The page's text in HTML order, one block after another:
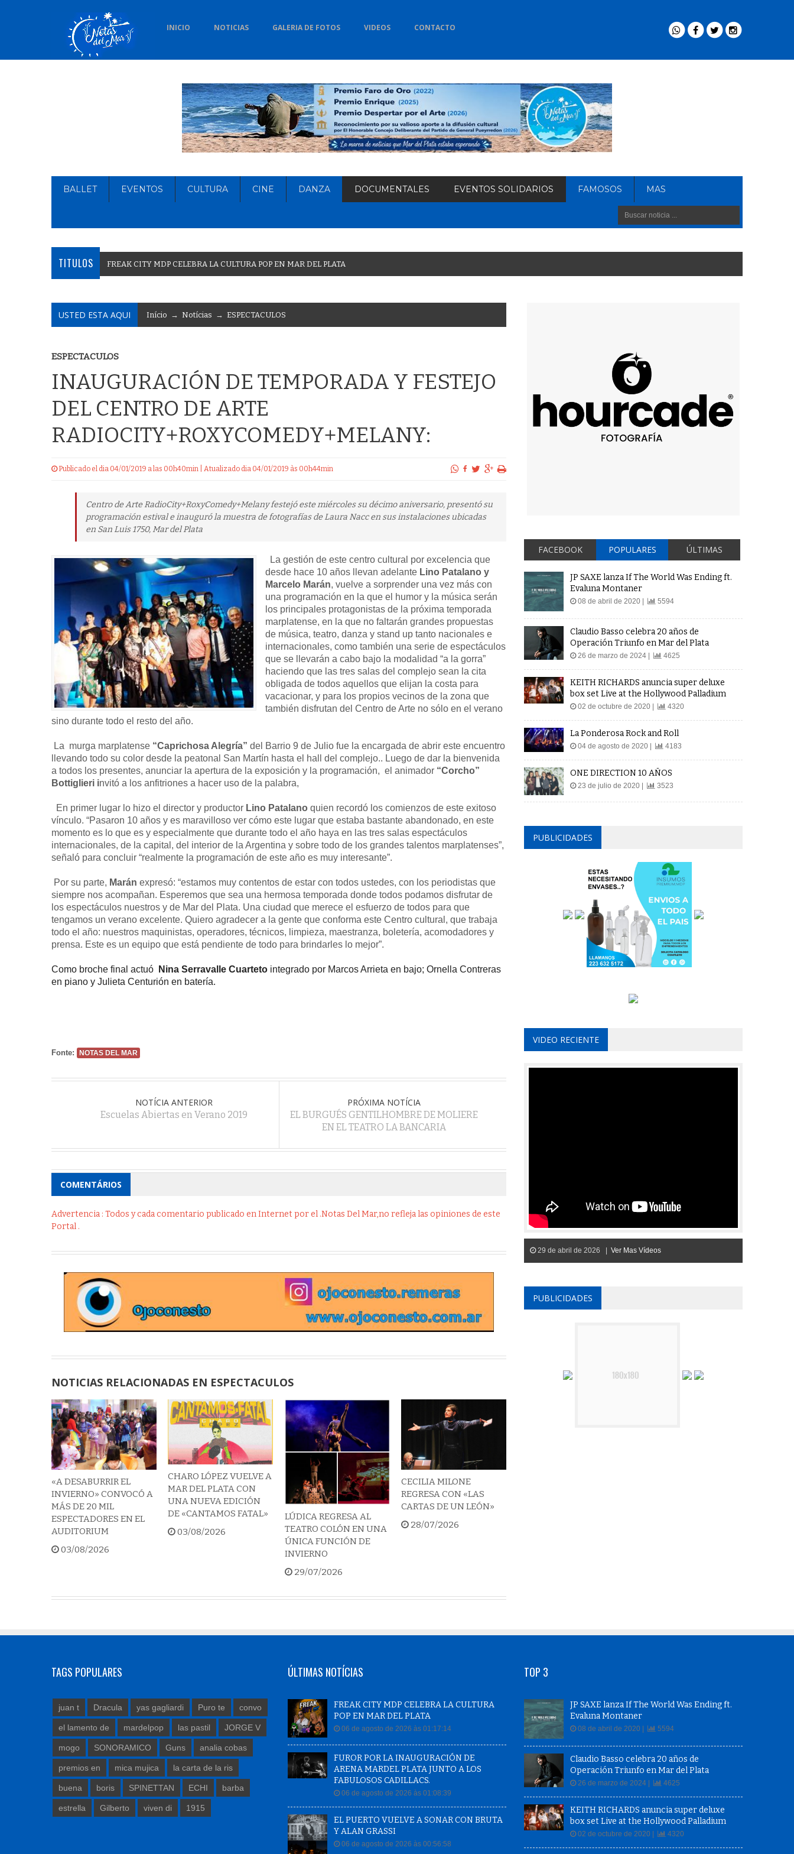
INICIO NOTICIAS GALERIA DE FOTOS VIDEOS CONTACTO
BALLET EVENTOS CULTURA CINE DANZA DOCUMENTALES EVENTOS SOLIDARIOS FAMOSOS MAS
TITULOS FREAK CITY MDP CELEBRA LA CULTURA POP EN MAR DEL PLATA
USTED ESTA AQUI Início → Notícias → ESPECTACULOS
ESPECTACULOS
INAUGURACIÓN DE TEMPORADA Y FESTEJO
DEL CENTRO DE ARTE
RADIOCITY+ROXYCOMEDY+MELANY:
Publicado el dia 04/01/2019 a las 00h40min | Atualizado dia 04/01/2019 às 00h44min
Centro de Arte RadioCity+RoxyComedy+Melany festejó este miércoles su décimo aniversario, presentó su
programación estival e inauguró la muestra de fotografías de Laura Nacc en sus instalaciones ubicadas
en San Luis 1750, Mar del Plata
La gestión de este centro cultural por excelencia que
desde hace 10 años llevan adelante Lino Patalano y
Marcelo Marán, vuelve a sorprender una vez más con
una programación en la que el humor y la música serán
los principales protagonistas de la próxima temporada
marplatense, en la que no faltarán grandes propuestas
de música, teatro, danza y stand up tanto nacionales e
internacionales, como también una serie de espectáculos
que se llevarán a cabo bajo la modalidad “a la gorra”
haciendo que las tres salas del complejo sean la cita
obligada de todos aquellos que elijan la costa para
vacacionar, y para los propios vecinos de la zona que
también disfrutan del Centro de Arte no sólo en el verano
sino durante todo el resto del año.
La murga marplatense “Caprichosa Alegría” del Barrio 9 de Julio fue la encargada de abrir este encuentro
llevando todo su color desde la peatonal San Martín hasta el hall del complejo.. Luego de dar la bienvenida
a todos los presentes, anunciar la apertura de la exposición y la programación, el animador “Corcho”
Bottiglieri invitó a los anfitriones a hacer uso de la palabra,
En primer lugar lo hizo el director y productor Lino Patalano quien recordó los comienzos de este exitoso
vínculo. “Pasaron 10 años y es maravilloso ver cómo este lugar que estaba bastante abandonado, en este
momento es lo que es y especialmente que durante todo el año haya en las tres salas espectáculos
internacionales, de la capital, del interior de la Argentina y sobre todo de los grandes talentos marplatenses”,
señaló para concluir “realmente la programación de este año es muy interesante”.
Por su parte, Marán expresó: “estamos muy contentos de estar con todos ustedes, con los periodistas que
siempre nos acompañan. Esperemos que sea una hermosa temporada donde todos podamos disfrutar de
los espectáculos nuestros y de Mar del Plata. Una ciudad que merece el esfuerzo de todos para que
tengamos un verano excelente. Quiero agradecer a la gente que conforma este Centro cultural, que trabaja
todo el año: nuestros maquinistas, operadores, técnicos, limpieza, maestranza, boletería, acomodadores y
prensa. Este es un equipo que está pendiente de todo para brindarles lo mejor”.
Como broche final actuó Nina Serravalle Cuarteto integrado por Marcos Arrieta en bajo; Ornella Contreras
en piano y Julieta Centurión en batería.
Fonte: NOTAS DEL MAR
NOTÍCIA ANTERIOR
Escuelas Abiertas en Verano 2019
PRÓXIMA NOTÍCIA
EL BURGUÉS GENTILHOMBRE DE MOLIERE
EN EL TEATRO LA BANCARIA
COMENTÁRIOS
Advertencia : Todos y cada comentario publicado en Internet por el .Notas Del Mar,no refleja las opiniones de este
Portal .
NOTICIAS RELACIONADAS EN ESPECTACULOS
«A DESABURRIR EL
INVIERNO» CONVOCÓ A
MÁS DE 20 MIL
ESPECTADORES EN EL
AUDITORIUM
03/08/2026
CHARO LÓPEZ VUELVE A
MAR DEL PLATA CON
UNA NUEVA EDICIÓN
DE «CANTAMOS FATAL»
03/08/2026
LÚDICA REGRESA AL
TEATRO COLÓN EN UNA
ÚNICA FUNCIÓN DE
INVIERNO
29/07/2026
CECILIA MILONE
REGRESA CON «LAS
CARTAS DE UN LEÓN»
28/07/2026
FACEBOOK POPULARES ÚLTIMAS
JP SAXE lanza If The World Was Ending ft.
Evaluna Montaner
08 de abril de 2020 | 5594
Claudio Basso celebra 20 años de
Operación Triunfo en Mar del Plata
26 de marzo de 2024 | 4625
KEITH RICHARDS anuncia super deluxe
box set Live at the Hollywood Palladium
02 de octubre de 2020 | 4320
La Ponderosa Rock and Roll
04 de agosto de 2020 | 4183
ONE DIRECTION 10 AÑOS
23 de julio de 2020 | 3523
PUBLICIDADES
VIDEO RECIENTE
29 de abril de 2026 | Ver Mas Vídeos
PUBLICIDADES
TAGS POPULARES
juan t Dracula yas gagliardi Puro te convo
el lamento de mardelpop las pastil JORGE V
mogo SONORAMICO Guns analia cobas
premios en mica mujica la carta de la ris
buena boris SPINETTAN ECHI barba
estrella Gilberto viven di 1915
ÚLTIMAS NOTÍCIAS
FREAK CITY MDP CELEBRA LA CULTURA
POP EN MAR DEL PLATA
06 de agosto de 2026 às 01:17:14
FUROR POR LA INAUGURACIÓN DE
ARENA MARDEL PLATA JUNTO A LOS
FABULOSOS CADILLACS.
06 de agosto de 2026 às 01:08:39
EL PUERTO VUELVE A SONAR CON BRUTA
Y ALAN GRASSI
06 de agosto de 2026 às 00:56:58
TOP 3
JP SAXE lanza If The World Was Ending ft.
Evaluna Montaner
08 de abril de 2020 | 5594
Claudio Basso celebra 20 años de
Operación Triunfo en Mar del Plata
26 de marzo de 2024 | 4625
KEITH RICHARDS anuncia super deluxe
box set Live at the Hollywood Palladium
02 de octubre de 2020 | 4320